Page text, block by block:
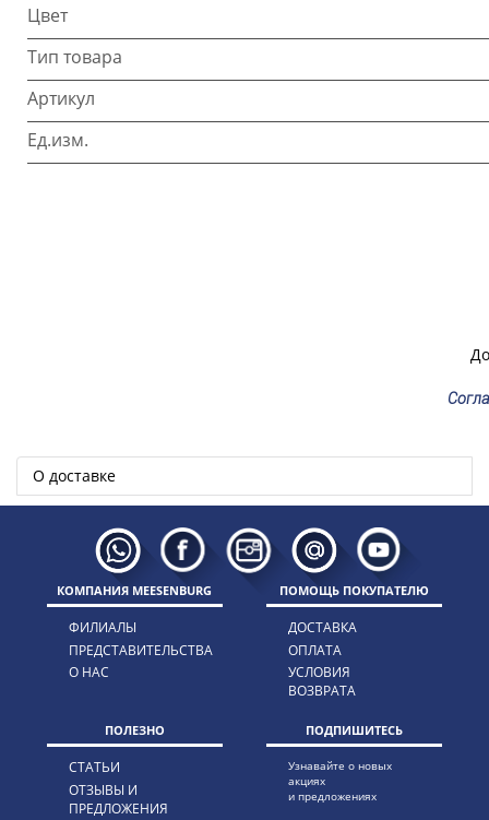
Цвет
Тип товара
Артикул
Ед.изм.
О доставке
КОМПАНИЯ MEESENBURG
ФИЛИАЛЫ
ПРЕДСТАВИТЕЛЬСТВА
О НАС
ПОМОЩЬ ПОКУПАТЕЛЮ
ДОСТАВКА
ОПЛАТА
УСЛОВИЯ
ВОЗВРАТА
ПОЛЕЗНО
СТАТЬИ
ОТЗЫВЫ И
ПРЕДЛОЖЕНИЯ
ПОДПИШИТЕСЬ
Узнавайте о новых
акциях
и предложениях